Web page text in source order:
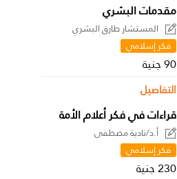
مقدمات البشري
المستشار طارق البشري
فكر إسلامي
90 جنية
التفاصيل
قراءات في فكر أعلام الأمة
أ.د/نادية مصطفى
فكر إسلامي
230 جنية